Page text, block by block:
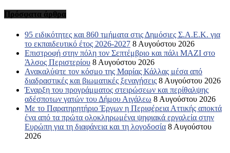
Πρόσφατα άρθρα
95 ειδικότητες και 860 τμήματα στις Δημόσιες Σ.Α.Ε.Κ. για
το εκπαιδευτικό έτος 2026-2027 8 Αυγούστου 2026
Επιστροφή στην πόλη τον Σεπτέμβριο και πάλι ΜΑΖΙ στο
Άλσος Περιστερίου 8 Αυγούστου 2026
Ανακαλύψτε τον κόσμο της Μαρίας Κάλλας μέσα από
διαδραστικές και βιωματικές ξεναγήσεις 8 Αυγούστου 2026
Έναρξη του προγράμματος στειρώσεων και περίθαλψης
αδέσποτων γατών του Δήμου Αιγάλεω 8 Αυγούστου 2026
Με το Παρατηρητήριο Έργων η Περιφέρεια Αττικής αποκτά
ένα από τα πρώτα ολοκληρωμένα ψηφιακά εργαλεία στην
Ευρώπη για τη διαφάνεια και τη λογοδοσία 8 Αυγούστου
2026